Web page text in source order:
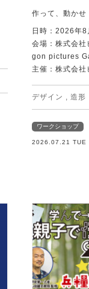
作って、動かせ
日時：2026年8
会場：株式会
gon pictures
主催：株式会
デザイン 造形
ワークショップ
2026.07.21 TUE